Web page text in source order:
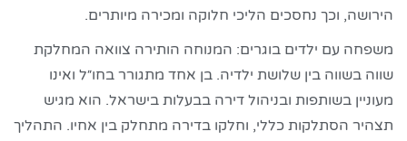
הירושה, וכך נחסכים הליכי חלוקה ומכירה מיותרים.
משפחה עם ילדים בוגרים: המנוחה הותירה צוואה המחלקת
שווה בשווה בין שלושת ילדיה. בן אחד מתגורר בחו״ל ואינו
מעוניין בשותפות ובניהול דירה בבעלות בישראל. הוא מגיש
תצהיר הסתלקות כללי, וחלקו בדירה מתחלק בין אחיו. התהליך